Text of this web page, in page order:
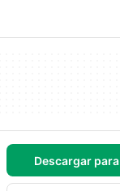
Descargar